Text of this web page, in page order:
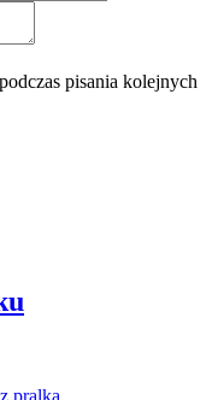
pisania kolejnych